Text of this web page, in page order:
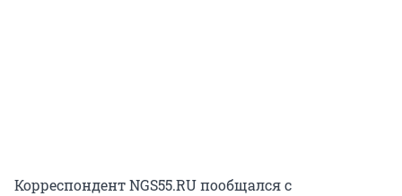
Корреспондент NGS55.RU пообщался с